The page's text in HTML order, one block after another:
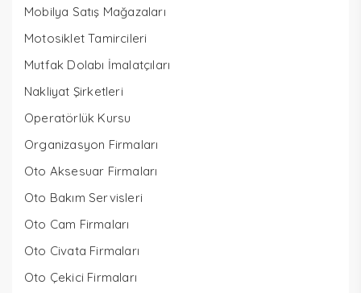
Mobilya Satış Mağazaları
Motosiklet Tamircileri
Mutfak Dolabı İmalatçıları
Nakliyat Şirketleri
Operatörlük Kursu
Organizasyon Firmaları
Oto Aksesuar Firmaları
Oto Bakım Servisleri
Oto Cam Firmaları
Oto Civata Firmaları
Oto Çekici Firmaları